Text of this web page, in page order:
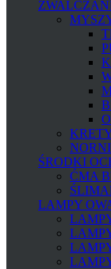
ŚRODKI
ĆMA
LAMPY